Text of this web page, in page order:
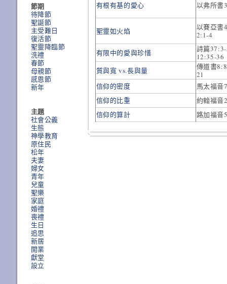
節期
待降節
聖誕節
主受難日
復活節
聖靈降臨節
洗禮
春節
母親節
感恩節
新年
主題
社會公義
生態
神學教育
原住民
松年
夫妻
婦女
青年
兒童
聖樂
家庭
婚禮
喪禮
生日
追思
新居
開業
獻堂
設立
有根有基的愛心 以弗所
聖靈如火焰
以賽亞書
2:1-4
有限中的愛與珍惜
詩篇
12:35-
質與寬 vs.長與量
傳道書
21
信仰的密度
馬太福
信仰的比重
約翰福
信仰的算計
路加福